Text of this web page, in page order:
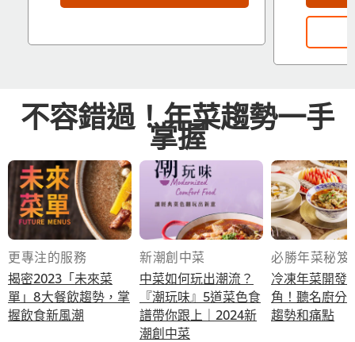
不容錯過！年菜趨勢一手
掌握
更專注的服務
揭密2023「未來菜
單」8大餐飲趨勢，掌
握飲食新風潮
新潮創中菜
中菜如何玩出潮流？
『潮玩味』5道菜色食
譜帶你跟上｜2024新
潮創中菜
必勝年菜秘笈
冷凍年菜開發
角！聽名廚分
趨勢和痛點